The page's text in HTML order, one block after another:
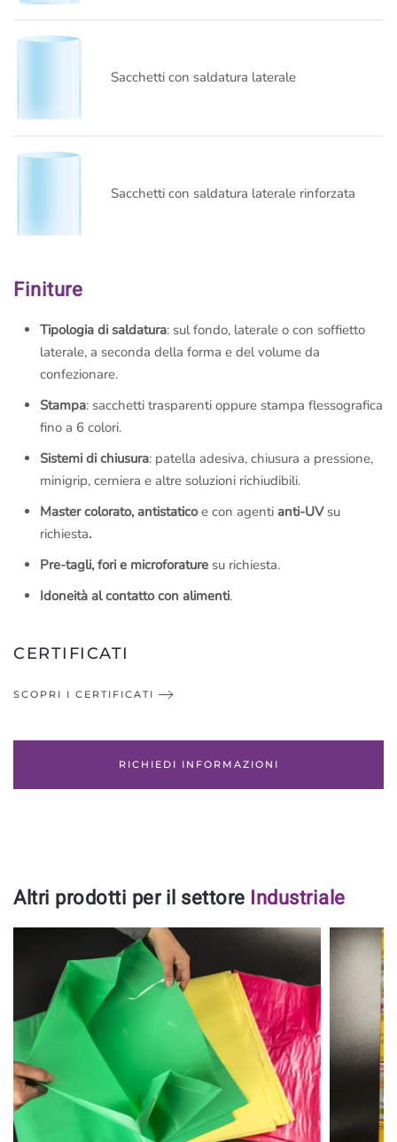
Sacchetti con saldatura laterale
Sacchetti con saldatura laterale rinforzata
Finiture
Tipologia di saldatura: sul fondo, laterale o con soffietto
laterale, a seconda della forma e del volume da
confezionare.
Stampa: sacchetti trasparenti oppure stampa flessografica
fino a 6 colori.
Sistemi di chiusura: patella adesiva, chiusura a pressione,
minigrip, cerniera e altre soluzioni richiudibili.
Master colorato, antistaticoe con agenti anti-UV su
richiesta.
Pre-tagli, fori e microforature su richiesta.
Idoneità al contatto con alimenti.
CERTIFICATI
SCOPRI I CERTIFICATI
RICHIEDI INFORMAZIONI
Altri prodotti per il settore Industriale